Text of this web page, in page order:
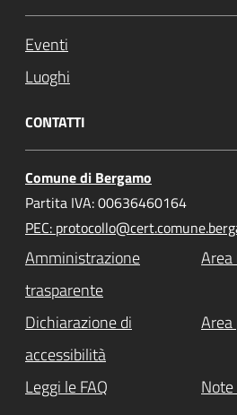
Eventi
Luoghi
CONTATTI
Comune di Bergamo
Partita IVA: 00636460164
PEC:
Amministrazione
trasparente
Dichiarazione di
accessibilità
Leggi le FAQ